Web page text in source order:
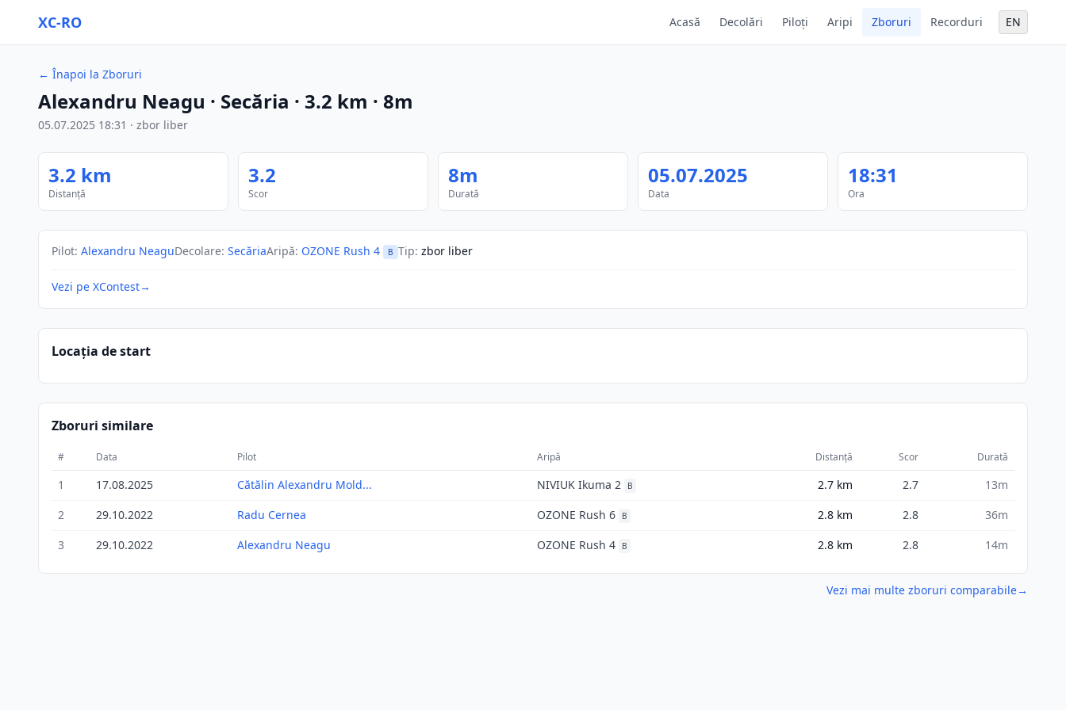
XC-RO Acasă Decolări Piloți Aripi Zboruri Recorduri EN
← Înapoi la Zboruri
Alexandru Neagu · Secăria · 3.2 km · 8m
05.07.2025 18:31 · zbor liber
3.2 km
Distanță
3.2
Scor
8m
Durată
05.07.2025
Data
18:31
Ora
Pilot: Alexandru NeaguDecolare: SecăriaAripă: OZONE Rush 4 B Tip: zbor liber
Vezi pe XContest→
Locația de start
Zboruri similare
# Data Pilot Aripă Distanță Scor Durată
1 17.08.2025 Cătălin Alexandru Mold... NIVIUK Ikuma 2 B 2.7 km 2.7
13m
2
29.10.2022 Radu Cernea OZONE Rush 6 B 2.8 km 2.8
36m
3
29.10.2022 Alexandru Neagu OZONE Rush 4 B 2.8 km 2.8 14m
Vezi mai multe zboruri comparabile→